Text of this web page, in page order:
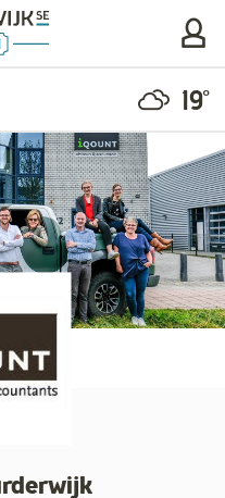
19°